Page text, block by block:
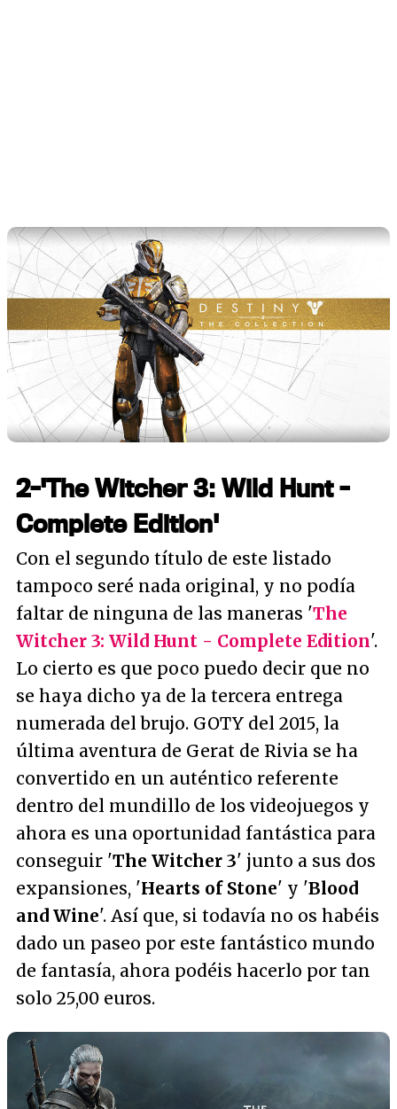
2-'The Witcher 3: Wild Hunt -
Complete Edition'
Con el segundo título de este listado
tampoco seré nada original, y no podía
faltar de ninguna de las maneras 'The
Witcher 3: Wild Hunt - Complete Edition'.
Lo cierto es que poco puedo decir que no
se haya dicho ya de la tercera entrega
numerada del brujo. GOTY del 2015, la
última aventura de Gerat de Rivia se ha
convertido en un auténtico referente
dentro del mundillo de los videojuegos y
ahora es una oportunidad fantástica para
conseguir 'The Witcher 3' junto a sus dos
expansiones, 'Hearts of Stone' y 'Blood
and Wine'. Así que, si todavía no os habéis
dado un paseo por este fantástico mundo
de fantasía, ahora podéis hacerlo por tan
solo 25,00 euros.